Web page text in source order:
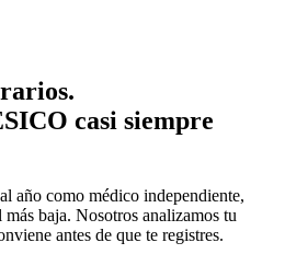
casi siempre
año como médico independiente,
baja. Nosotros analizamos tu
antes de que te registres.